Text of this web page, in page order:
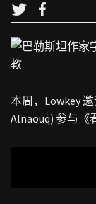
本周，Lowkey
Alnaouq) 参与